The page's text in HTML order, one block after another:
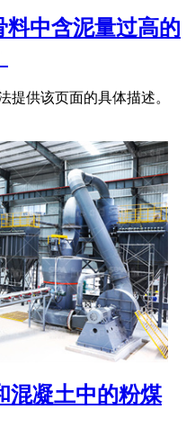
中含泥量过高的
提供该页面的具体描述。
混凝土中的粉煤